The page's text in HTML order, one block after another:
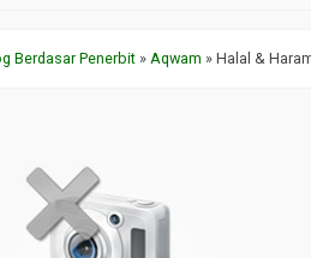
Berdasar Penerbit »Aqwam »Halal &